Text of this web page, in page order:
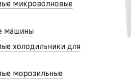
микроволновые
машины
холодильники для
морозильные